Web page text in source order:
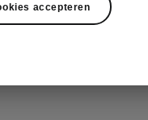
accepteren